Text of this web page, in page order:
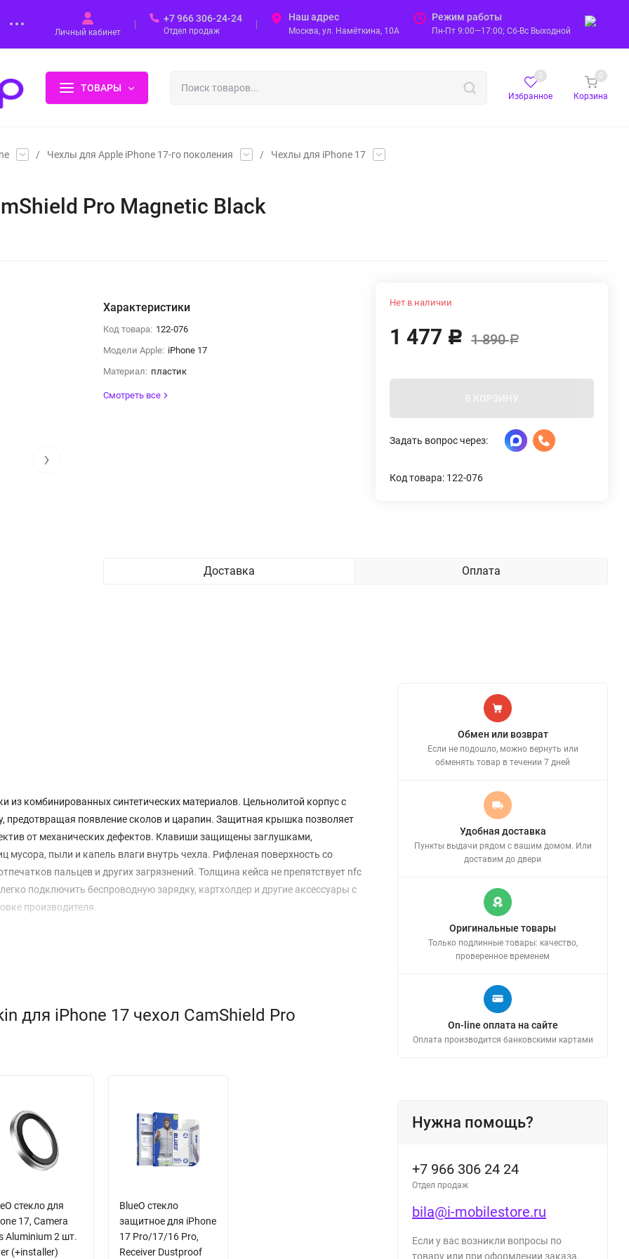
Личный кабинет
+7 966 306-24-24
Отдел продаж
Наш адрес
Москва, ул. Намёткина, 10А
Режим работы
Пн-Пт 9:00—17:00; Сб-Вс Выходной
ТОВАРЫ
Избранное
0
Корзина
0
/ Чехлы для Apple iPhone 17-го поколения / Чехлы для iPhone 17
Pro Magnetic Black
›
Характеристики
Код товара: 122-076
Модели Apple: iPhone 17
Материал: пластик
Смотреть все
Нет в наличии
1 477 Р 1 890Р
В КОРЗИНУ
Задать вопрос через:
Код товара: 122-076
Доставка Оплата
комбинированных синтетических материалов. Цельнолитой корпус с
появление сколов и царапин. Защитная крышка позволяет
от механических дефектов. Клавиши защищены заглушками,
мусора, пыли и капель влаги внутрь чехла. Рифленая поверхность со
пальцев и других загрязнений. Толщина кейса не препятствует nfc
подключить беспроводную зарядку, картхолдер и другие аксессуары с
производителя.
для iPhone 17 чехол CamShield Pro
стекло для
17, Camera
Aluminium 2 шт.
(+installer)
BlueO стекло
защитное для iPhone
17 Pro/17/16 Pro,
Receiver Dustproof
Обмен или возврат
Если не подошло, можно вернуть или
обменять товар в течении 7 дней
Удобная доставка
Пункты выдачи рядом с вашим домом. Или
доставим до двери
Оригинальные товары
Только подлинные товары: качество,
проверенное временем
On-line оплата на сайте
Оплата производится банковскими картами
Нужна помощь?
+7 966 306 24 24
Отдел продаж
bila@i-mobilestore.ru
Если у вас возникли вопросы по
товару или при оформлении заказа,